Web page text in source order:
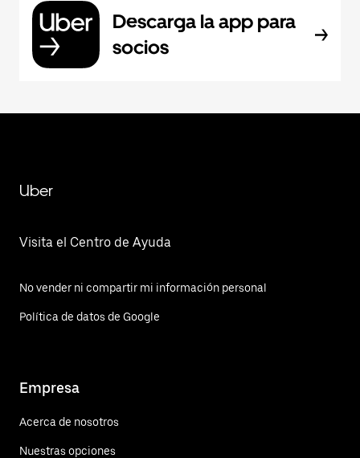
Descarga la app para
socios
Uber
Visita el Centro de Ayuda
No vender ni compartir mi información personal
Política de datos de Google
Empresa
Acerca de nosotros
Nuestras opciones